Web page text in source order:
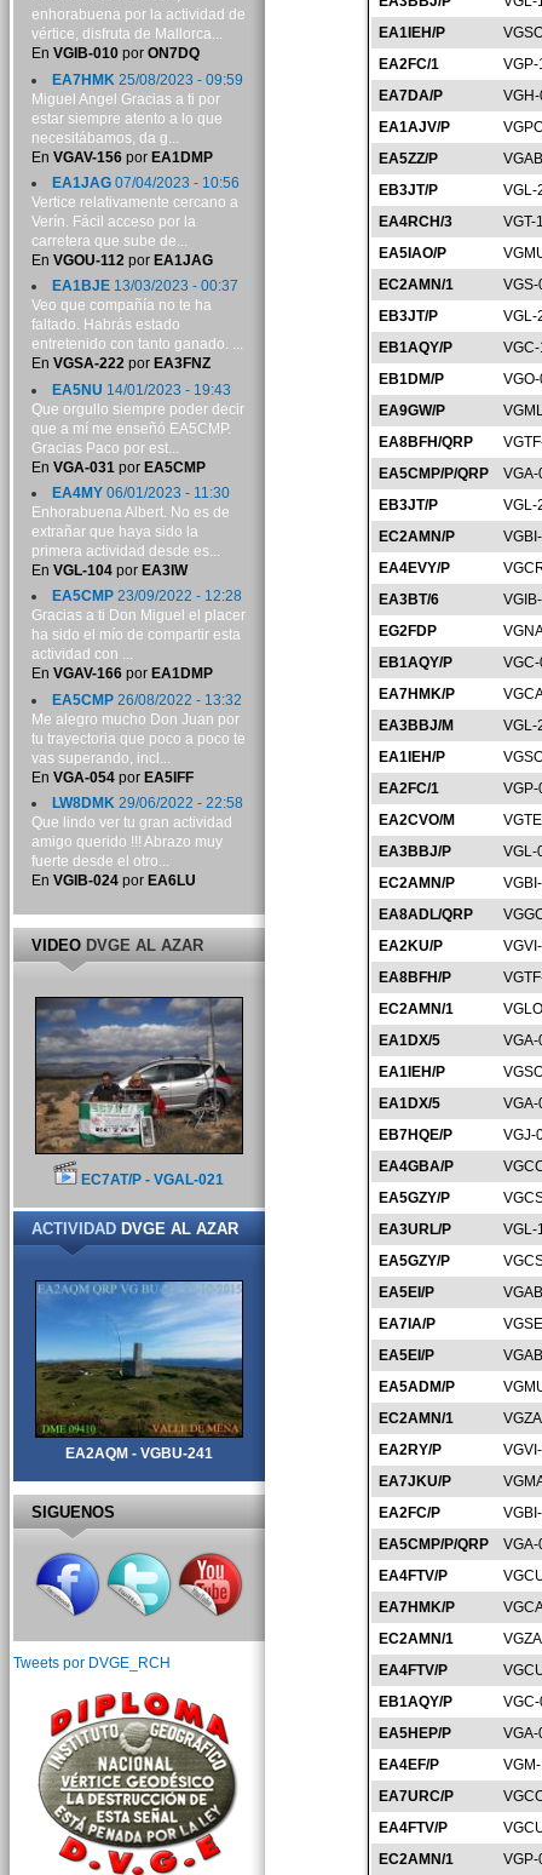
EA1IEH/P
EA2FC/1
EA7DA/P
EA1AJV/P
EA5ZZ/P
EB3JT/P
VGL-
EA4RCH/3
VGT-
EA5IAO/P
EC2AMN/1
EB3JT/P
VGL-
EB1AQY/P
EB1DM/P
EA9GW/P
EA8BFH/QRP
EA5CMP/P/QRP
EB3JT/P
VGL-
EC2AMN/P
EA4EVY/P
EA3BT/6
EG2FDP
EB1AQY/P
EA7HMK/P
EA3BBJ/M
VGL-
EA1IEH/P
EA2FC/1
EA2CVO/M
EA3BBJ/P
VGL-
EC2AMN/P
EA8ADL/QRP
EA2KU/P
EA8BFH/P
EC2AMN/1
EA1DX/5
EA1IEH/P
EA1DX/5
EB7HQE/P
VGJ-
EA4GBA/P
EA5GZY/P
EA3URL/P
VGL-
EA5GZY/P
EA5EI/P
EA7IA/P
EA5EI/P
EA5ADM/P
EC2AMN/1
EA2RY/P
EA7JKU/P
EA2FC/P
EA5CMP/P/QRP
EA4FTV/P
EA7HMK/P
EC2AMN/1
EA4FTV/P
EB1AQY/P
EA5HEP/P
EA4EF/P
EA7URC/P
EA4FTV/P
EC2AMN/1
enhorabuena por la actividad de
vértice, disfruta de Mallorca...
En VGIB-010por ON7DQ
EA7HMK 25/08/2023 - 09:59
Miguel Angel Gracias a ti por
estar siempre atento a lo que
necesitábamos, da g...
En VGAV-156por EA1DMP
EA1JAG07/04/2023 - 10:56
Vertice relativamente cercano a
Verín. Fácil acceso por la
carretera que sube de...
En VGOU-112por EA1JAG
EA1BJE13/03/2023 - 00:37
Veo que compañía no te ha
faltado. Habrás estado
entretenido con tanto ganado. ...
En VGSA-222por EA3FNZ
EA5NU 14/01/2023 - 19:43
Que orgullo siempre poder decir
que a mí me enseñó EA5CMP.
Gracias Paco por est...
En VGA-031 por EA5CMP
EA4MY06/01/2023 - 11:30
Enhorabuena Albert. No es de
extrañar que haya sido la
primera actividad desde es...
En VGL-104por EA3IW
EA5CMP23/09/2022 - 12:28
Gracias a ti Don Miguel el placer
ha sido el mío de compartir esta
actividad con ...
En VGAV-166por EA1DMP
EA5CMP26/08/2022 - 13:32
Me alegro mucho Don Juan por
tu trayectoria que poco a poco te
vas superando, incl...
En VGA-054por EA5IFF
LW8DMK29/06/2022 - 22:58
Que lindo ver tu gran actividad
amigo querido !!! Abrazo muy
fuerte desde el otro...
En VGIB-024por EA6LU
VIDEODVGE AL AZAR
EC7AT/P - VGAL-021
ACTIVIDADDVGE AL AZAR
EA2AQM - VGBU-241
SIGUENOS
Tweets por DVGE_RCH